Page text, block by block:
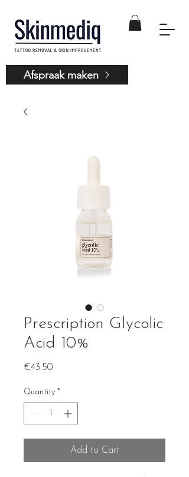
Afspraak maken
Prescription Glycolic
Acid 10%
€43.50Price
Quantity *
Add to Cart